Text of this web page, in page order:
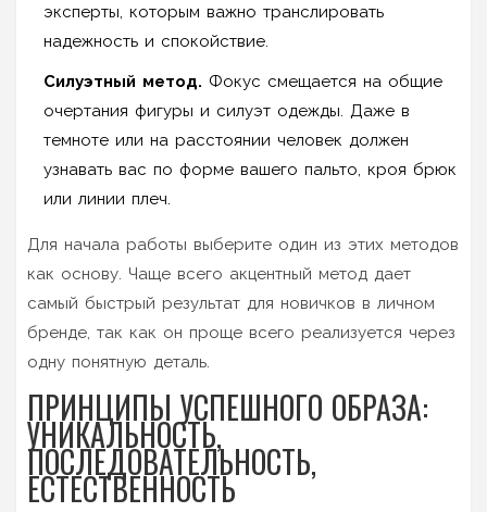
эксперты, которым важно транслировать
надежность и спокойствие.
Силуэтный метод. Фокус смещается на общие
очертания фигуры и силуэт одежды. Даже в
темноте или на расстоянии человек должен
узнавать вас по форме вашего пальто, кроя брюк
или линии плеч.
Для начала работы выберите один из этих методов
как основу. Чаще всего акцентный метод дает
самый быстрый результат для новичков в личном
бренде, так как он проще всего реализуется через
одну понятную деталь.
ПРИНЦИПЫ УСПЕШНОГО ОБРАЗА:
УНИКАЛЬНОСТЬ,
ПОСЛЕДОВАТЕЛЬНОСТЬ,
ЕСТЕСТВЕННОСТЬ